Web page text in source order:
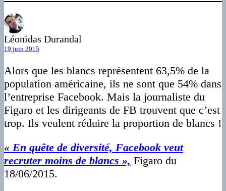
Léonidas Durandal
19 juin 2015
Alors que les blancs représentent 63,5% de la
population américaine, ils ne sont que 54% dans
l’entreprise Facebook. Mais la journaliste du
Figaro et les dirigeants de FB trouvent que c’est
trop. Ils veulent réduire la proportion de blancs !
« En quête de diversité, Facebook veut
recruter moins de blancs », Figaro du
18/06/2015.